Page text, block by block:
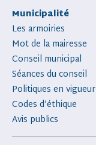
Municipalité
Les armoiries
Mot de la mairesse
Conseil municipal
Séances du conseil
Politiques en vigueur
Codes d’éthique
Avis publics